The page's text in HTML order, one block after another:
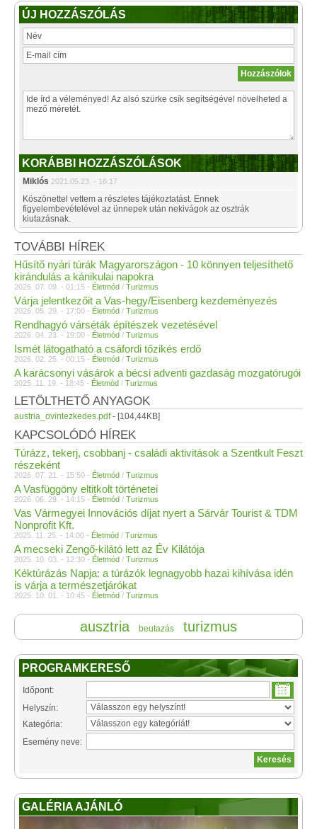
ÚJ HOZZÁSZÓLÁS
KORÁBBI HOZZÁSZÓLÁSOK
Miklós 2021.05.23. - 16:17
Köszönettel vettem a részletes tájékoztatást. Ennek
figyelembevételével az ünnepek után nekivágok az osztrák
kiutazásnak.
TOVÁBBI HÍREK
Hűsítő nyári túrák Magyarországon - 10 könnyen teljesíthető
kirándulás a kánikulai napokra
2026. 07. 09. - 01:15 - Életmód / Turizmus
Várja jelentkezőit a Vas-hegy/Eisenberg kezdeményezés
2026. 05. 29. - 17:00 - Életmód / Turizmus
Rendhagyó várséták építészek vezetésével
2026. 04. 23. - 19:00 - Életmód / Turizmus
Ismét látogatható a csáfordi tőzikés erdő
2026. 02. 25. - 00:15 - Életmód / Turizmus
A karácsonyi vásárok a bécsi adventi gazdaság mozgatórugói
2025. 11. 19. - 18:45 - Életmód / Turizmus
LETÖLTHETŐ ANYAGOK
austria_ovintezkedes.pdf- [104,44KB]
KAPCSOLÓDÓ HÍREK
Túrázz, tekerj, csobbanj - családi aktivitások a Szentkult Feszt
részeként
2026. 07. 21. - 15:50 - Életmód / Turizmus
A Vasfüggöny eltitkolt történetei
2026. 06. 29. - 14:15 - Életmód / Turizmus
Vas Vármegyei Innovációs díjat nyert a Sárvár Tourist & TDM
Nonprofit Kft.
2025. 11. 25. - 14:00 - Életmód / Turizmus
A mecseki Zengő-kilátó lett az Év Kilátója
2025. 10. 03. - 12:30 - Életmód / Turizmus
Kéktúrázás Napja: a túrázók legnagyobb hazai kihívása idén
is várja a természetjárókat
2025. 10. 01. - 10:45 - Életmód / Turizmus
ausztria beutazás turizmus
PROGRAMKERESŐ
Időpont:
Helyszín:
Kategória:
Esemény neve:
GALÉRIA AJÁNLÓ